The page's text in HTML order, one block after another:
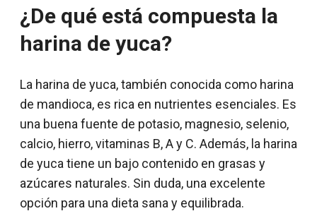
¿De qué está compuesta la
harina de yuca?
La harina de yuca, también conocida como harina
de mandioca, es rica en nutrientes esenciales. Es
una buena fuente de potasio, magnesio, selenio,
calcio, hierro, vitaminas B, A y C. Además, la harina
de yuca tiene un bajo contenido en grasas y
azúcares naturales. Sin duda, una excelente
opción para una dieta sana y equilibrada.